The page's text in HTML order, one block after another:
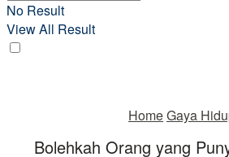
No Result
View All Result
HomeGaya
Bolehkah Orang yang